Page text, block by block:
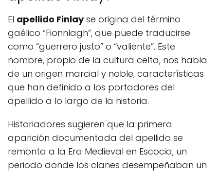
El apellido Finlayse origina del término
gaélico “Fionnlagh”, que puede traducirse
como “guerrero justo” o “valiente”. Este
nombre, propio de la cultura celta, nos habla
de un origen marcial y noble, características
que han definido a los portadores del
apellido a lo largo de la historia.
Historiadores sugieren que la primera
aparición documentada del apellido se
remonta a la Era Medieval en Escocia, un
periodo donde los clanes desempeñaban un